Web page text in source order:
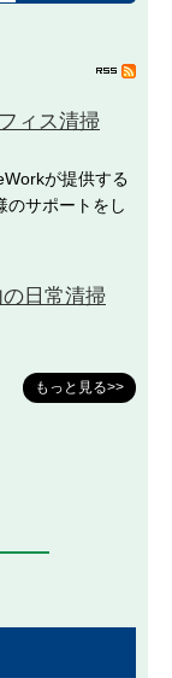
ィス清掃
が提供する
のサポートをし
日常清掃
もっと見る>>